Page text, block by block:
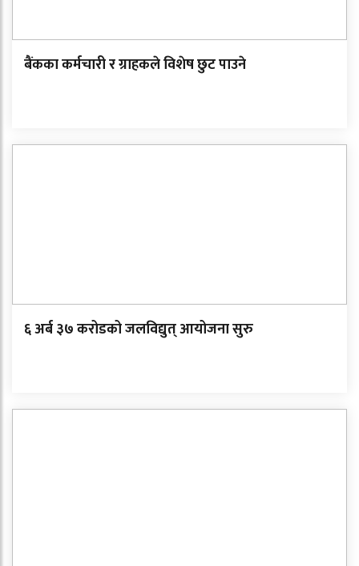
बैंकका कर्मचारी र ग्राहकले विशेष छुट पाउने
६ अर्ब ३७ करोडको जलविद्युत् आयोजना सुरु